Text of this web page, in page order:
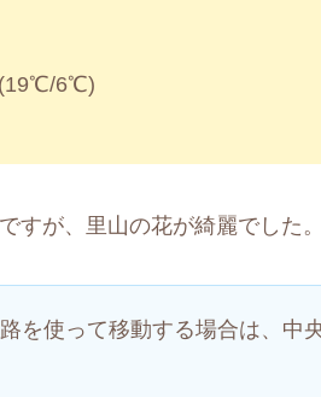
6℃)
すが、里山の花が綺麗でした。
を使って移動する場合は、中